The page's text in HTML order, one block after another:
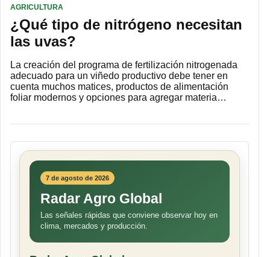
AGRICULTURA
¿Qué tipo de nitrógeno necesitan
las uvas?
La creación del programa de fertilización nitrogenada
adecuado para un viñedo productivo debe tener en
cuenta muchos matices, productos de alimentación
foliar modernos y opciones para agregar materia…
7 de agosto de 2026
Radar Agro Global
Las señales rápidas que conviene observar hoy en
clima, mercados y producción.